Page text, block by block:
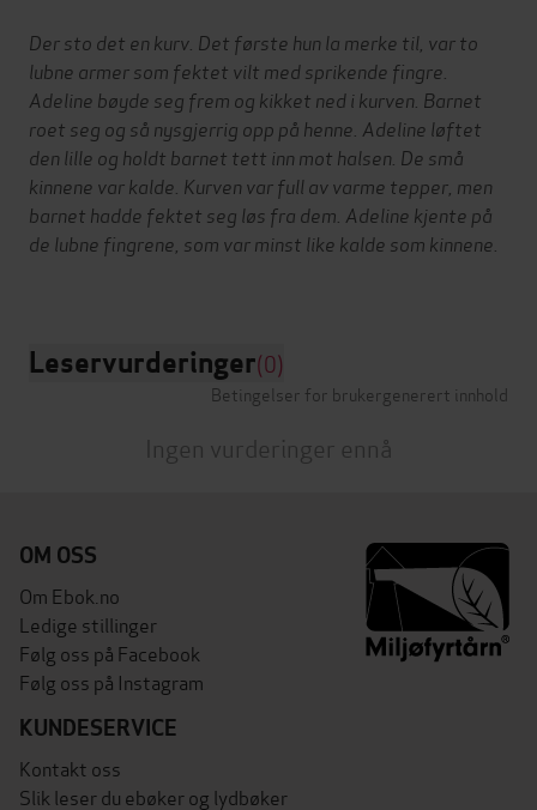
Der sto det en kurv. Det første hun la merke til, var to
lubne armer som fektet vilt med sprikende fingre.
Adeline bøyde seg frem og kikket ned i kurven. Barnet
roet seg og så nysgjerrig opp på henne. Adeline løftet
den lille og holdt barnet tett inn mot halsen. De små
kinnene var kalde. Kurven var full av varme tepper, men
barnet hadde fektet seg løs fra dem. Adeline kjente på
de lubne fingrene, som var minst like kalde som kinnene.
Leservurderinger(0)
Betingelser for brukergenerert innhold
Ingen vurderinger ennå
OM OSS
Om Ebok.no
Ledige stillinger
Følg oss på Facebook
Følg oss på Instagram
KUNDESERVICE
Kontakt oss
Slik leser du ebøker og lydbøker